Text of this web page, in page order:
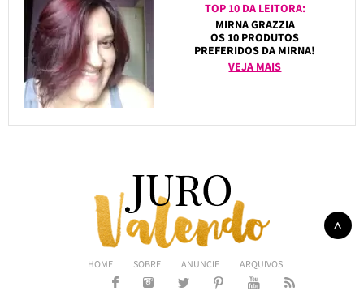
TOP 10 DA LEITORA:
MIRNA GRAZZIA
OS 10 PRODUTOS
PREFERIDOS DA MIRNA!
VEJA MAIS
HOME SOBRE ANUNCIE ARQUIVOS